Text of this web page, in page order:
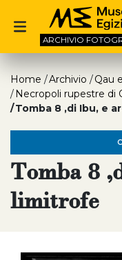
ARCHIVIO
Home Archivio
Qau
Necropoli rupestre di
Tomba 8 ,di Ibu, e
Tomba 8
limitrofe